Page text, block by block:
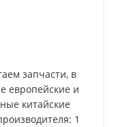
запчасти, в
европейские и
китайские
1